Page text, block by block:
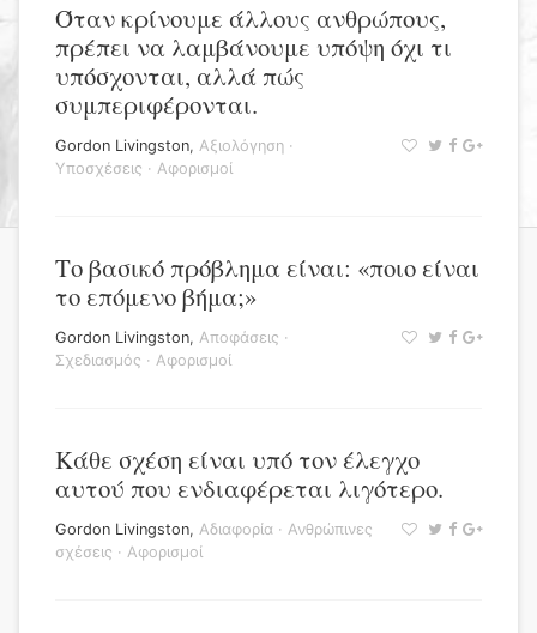
Όταν κρίνουμε άλλους ανθρώπους,
πρέπει να λαμβάνουμε υπόψη όχι τι
υπόσχονται, αλλά πώς
συμπεριφέρονται.
Gordon Livingston, Αξιολόγηση ·
Υποσχέσεις · Αφορισμοί
Το βασικό πρόβλημα είναι: «ποιο είναι
το επόμενο βήμα;»
Gordon Livingston, Αποφάσεις ·
Σχεδιασμός · Αφορισμοί
Κάθε σχέση είναι υπό τον έλεγχο
αυτού που ενδιαφέρεται λιγότερο.
Gordon Livingston, Αδιαφορία · Ανθρώπινες
σχέσεις · Αφορισμοί